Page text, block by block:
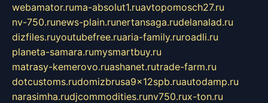
webamator.ruma-absolut1.ruavtopomosch27.ru
nv-750.runews-plain.runertansaga.rudelanalad.ru
dizfiles.ruyoutubefree.ruaria-family.ruroadli.ru
planeta-samara.rumysmartbuy.ru
matrasy-kemerovo.ruashanet.rutrade-farm.ru
dotcustoms.rudomizbrusa9x12spb.ruautodamp.ru
narasimha.rudjcommodities.runv750.rux-ton.ru